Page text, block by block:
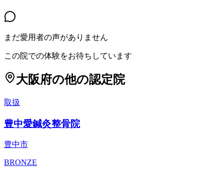
まだ愛用者の声がありません
この院での体験をお待ちしています
大阪府の他の認定院
取扱
豊中愛鍼灸整骨院
豊中市
BRONZE